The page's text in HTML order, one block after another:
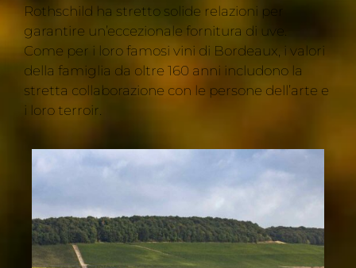
Rothschild ha stretto solide relazioni per
garantire un’eccezionale fornitura di uve.
Come per i loro famosi vini di Bordeaux, i valori
della famiglia da oltre 160 anni includono la
stretta collaborazione con le persone dell’arte e
i loro terroir.